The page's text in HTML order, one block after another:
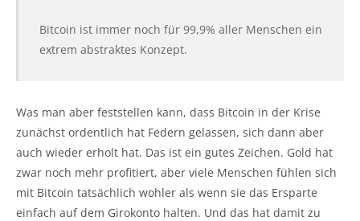
Bitcoin ist immer noch für 99,9% aller Menschen ein
extrem abstraktes Konzept.
Was man aber feststellen kann, dass Bitcoin in der Krise
zunächst ordentlich hat Federn gelassen, sich dann aber
auch wieder erholt hat. Das ist ein gutes Zeichen. Gold hat
zwar noch mehr profitiert, aber viele Menschen fühlen sich
mit Bitcoin tatsächlich wohler als wenn sie das Ersparte
einfach auf dem Girokonto halten. Und das hat damit zu